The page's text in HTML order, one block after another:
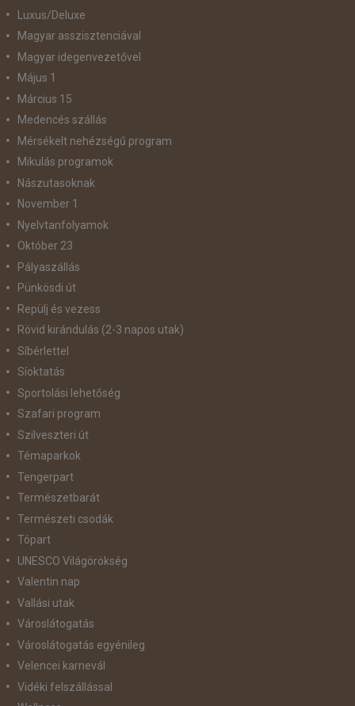
Luxus/Deluxe
Magyar asszisztenciával
Magyar idegenvezetővel
Május 1
Március 15
Medencés szállás
Mérsékelt nehézségű program
Mikulás programok
Nászutasoknak
November 1
Nyelvtanfolyamok
Október 23
Pályaszállás
Pünkösdi út
Repülj és vezess
Rövid kirándulás (2-3 napos utak)
Síbérlettel
Síoktatás
Sportolási lehetőség
Szafari program
Szilveszteri út
Témaparkok
Tengerpart
Természetbarát
Természeti csodák
Tópart
UNESCO Világörökség
Valentin nap
Vallási utak
Városlátogatás
Városlátogatás egyénileg
Velencei karnevál
Vidéki felszállással